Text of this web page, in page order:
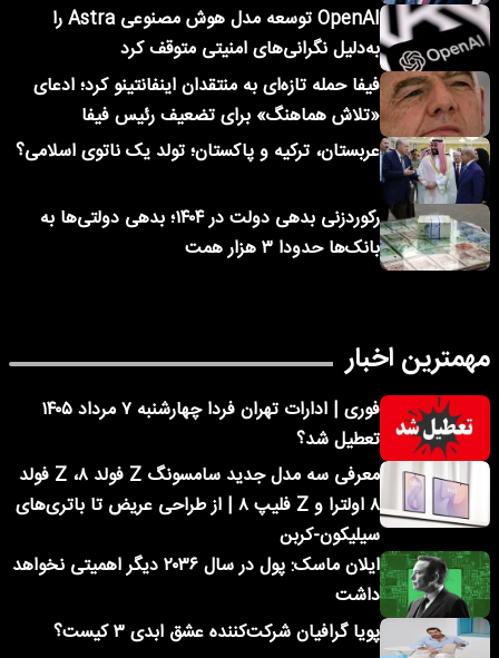
OpenAI توسعه مدل هوش مصنوعی Astra را
به‌دلیل نگرانی‌های امنیتی متوقف کرد
فیفا حمله تازه‌ای به منتقدان اینفانتینو کرد؛ ادعای
«تلاش هماهنگ» برای تضعیف رئیس فیفا
عربستان، ترکیه و پاکستان؛ تولد یک ناتوی اسلامی؟
رکوردزنی بدهی دولت در ۱۴۰۴؛ بدهی دولتی‌ها به
بانک‌ها حدودا ۳ هزار همت
مهمترین اخبار
فوری | ادارات تهران فردا چهارشنبه ۷ مرداد ۱۴۰۵
تعطیل شد؟
معرفی سه مدل جدید سامسونگ Z فولد ۸، Z فولد
۸ اولترا و Z فلیپ ۸ | از طراحی عریض تا باتری‌های
سیلیکون-کربن
ایلان ماسک: پول در سال ۲۰۳۶ دیگر اهمیتی نخواهد
داشت
پویا گرافیان شرکت‌کننده عشق ابدی ۳ کیست؟